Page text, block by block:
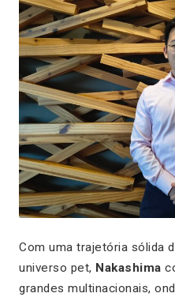
Com uma trajetória sólida
universo pet, Nakashima
grandes multinacionais,